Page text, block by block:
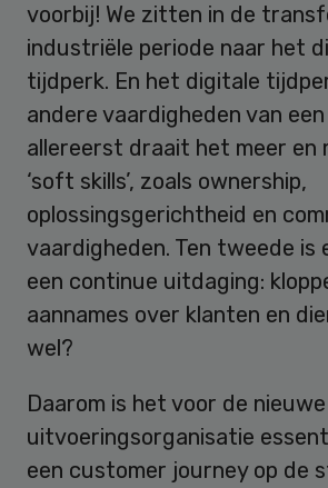
voorbij! We zitten in de
industriële periode naar het
tijdperk. En het digitale
andere vaardigheden van
allereerst draait het meer en
‘soft skills’, zoals ownership,
oplossingsgerichtheid en
vaardigheden. Ten tweede is
een continue uitdaging:
aannames over klanten en
wel?
Daarom is het voor de nieuwe
uitvoeringsorganisatie
een customer journey op de